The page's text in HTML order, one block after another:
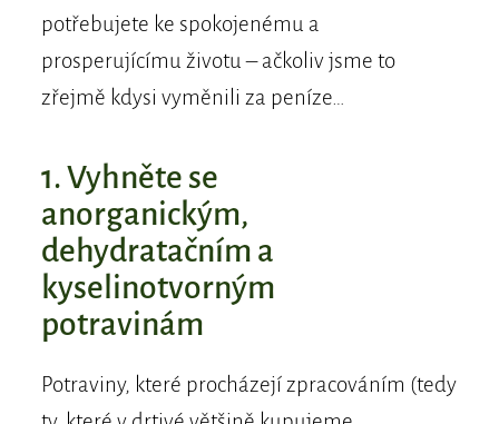
potřebujete ke spokojenému a
prosperujícímu životu – ačkoliv jsme to
zřejmě kdysi vyměnili za peníze…
1. Vyhněte se
anorganickým,
dehydratačním a
kyselinotvorným
potravinám
Potraviny, které procházejí zpracováním (tedy